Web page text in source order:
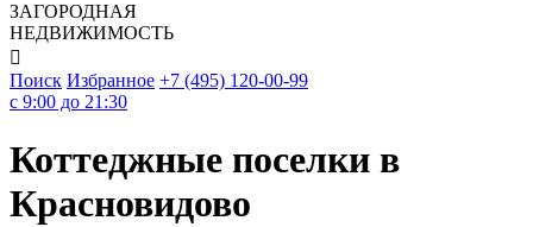
ЗАГОРОДНАЯ
НЕДВИЖИМОСТЬ

Поиск Избранное +7 (495) 120-00-99
c 9:00 до 21:30
Коттеджные поселки в
Красновидово